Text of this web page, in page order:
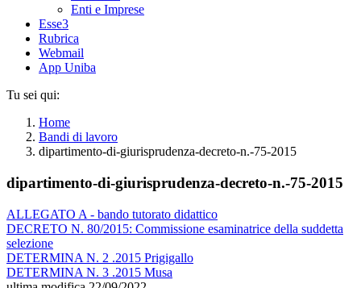
Enti e Imprese
Esse3
Rubrica
Webmail
App Uniba
Tu sei qui:
Home
Bandi di lavoro
dipartimento-di-giurisprudenza-decreto-n.-75-2015
dipartimento-di-giurisprudenza-decreto-n.-75-2015
ALLEGATO A - bando tutorato didattico
DECRETO N. 80/2015: Commissione esaminatrice della suddetta
selezione
DETERMINA N. 2 .2015 Prigigallo
DETERMINA N. 3 .2015 Musa